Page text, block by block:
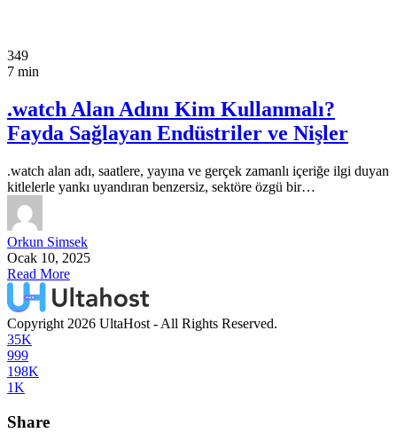
349
7 min
.watch Alan Adını Kim Kullanmalı?
Fayda Sağlayan Endüstriler ve Nişler
.watch alan adı, saatlere, yayına ve gerçek zamanlı içeriğe ilgi duyan
kitlelerle yankı uyandıran benzersiz, sektöre özgü bir…
Orkun Simsek
Ocak 10, 2025
Read More
Copyright 2026 UltaHost - All Rights Reserved.
35K
999
198K
1K
Share